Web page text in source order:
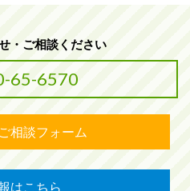
・ご相談ください
65-6570
相談フォーム
はこちら